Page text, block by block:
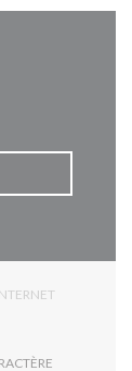
FENÊTRE))
UNE NOUVELLE